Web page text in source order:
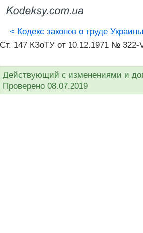
< Кодекс законов о труде Украины
Ст. 147 КЗоТУ от 10.12.1971 № 322-
Действующий с изменениями и
Проверено 08.07.2019